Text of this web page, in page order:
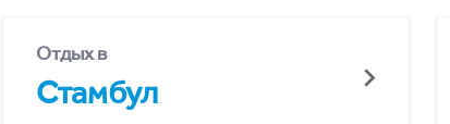
Отдых в
Стамбул